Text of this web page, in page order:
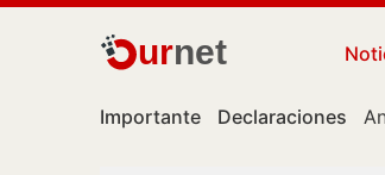
urnet
Importante Declaraciones